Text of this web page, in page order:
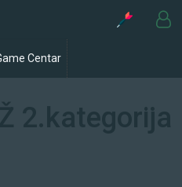
Centar
2.kategorija